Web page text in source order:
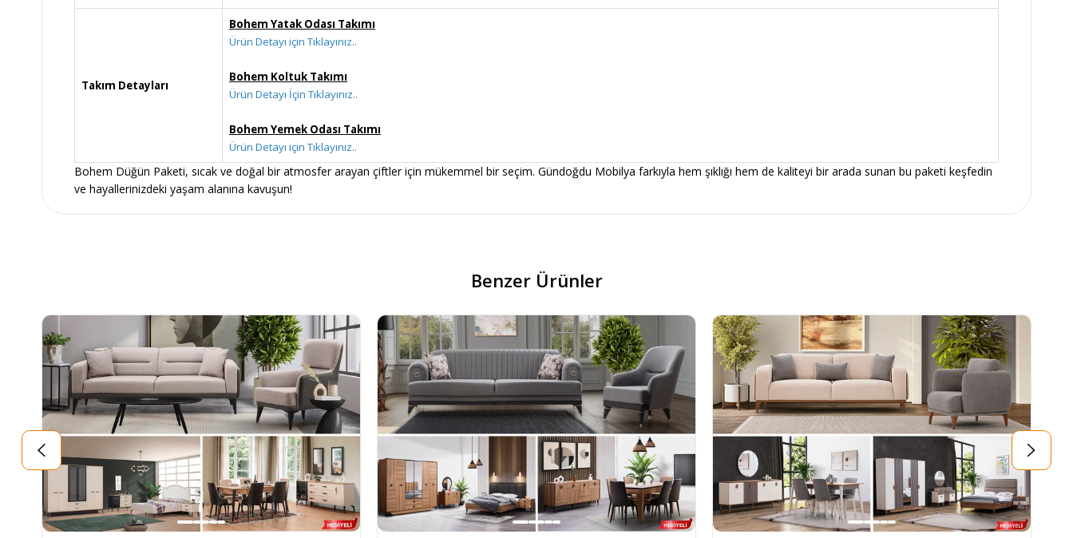
Takım Detayları
Bohem Yatak Odası Takımı
Ürün Detayı için Tıklayınız..
Bohem Koltuk Takımı
Ürün Detayı İçin Tıklayınız..
Bohem Yemek Odası Takımı
Ürün Detayı için Tıklayınız..
Bohem Düğün Paketi, sıcak ve doğal bir atmosfer arayan çiftler için mükemmel bir seçim. Gündoğdu Mobilya farkıyla hem şıklığı hem de kaliteyi bir arada sunan bu paketi keşfedin
ve hayallerinizdeki yaşam alanına kavuşun!
Benzer Ürünler